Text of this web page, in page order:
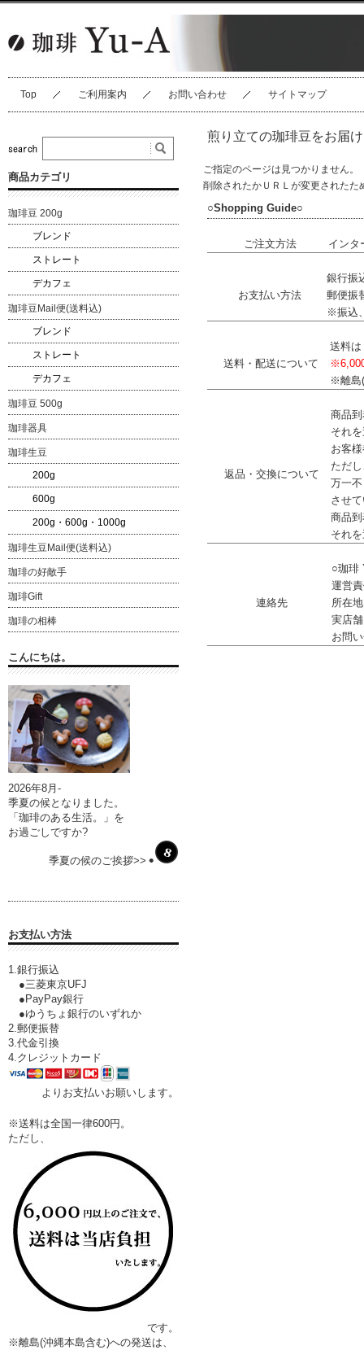
Top ご利用案内 お問い合わせ サイトマップ
煎り立ての珈琲豆をお届
ご指定のページは見つかりません。
削除されたかＵＲＬが変更されたた
○Shopping Guide○
ご注文方法 インタ
お支払い方法
銀行振
郵便振
※振込
送料・配送について
送料は
※離島
返品・交換について
商品
それ
お客
ただ
万一
させ
商品
それ
連絡先
○珈琲
運営
所在
実店
お問
商品カテゴリ
珈琲豆 200g
ブレンド
ストレート
デカフェ
珈琲豆Mail便(送料込)
ブレンド
ストレート
デカフェ
珈琲豆 500g
珈琲器具
珈琲生豆
200g
600g
200g・600g・1000g
珈琲生豆Mail便(送料込)
珈琲の好敵手
珈琲Gift
珈琲の相棒
こんにちは。
2026年8月-
季夏の候となりました。
「珈琲のある生活。」を
お過ごしですか?
季夏の候のご挨拶>>
お支払い方法
1.銀行振込
●三菱東京UFJ
●PayPay銀行
●ゆうちょ銀行のいずれか
2.郵便振替
3.代金引換
4.クレジットカード
よりお支払いお願いします。
※送料は全国一律600円。
ただし、
です。
※離島(沖縄本島含む)への発送は、